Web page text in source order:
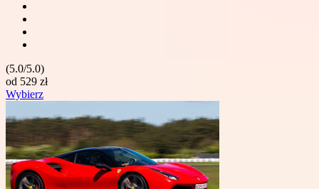
(5.0/5.0)
od 529 zł
Wybierz